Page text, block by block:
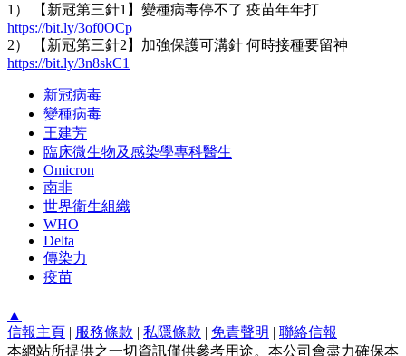
1） 【新冠第三針1】變種病毒停不了 疫苗年年打
https://bit.ly/3of0OCp
2） 【新冠第三針2】加強保護可溝針 何時接種要留神
https://bit.ly/3n8skC1
新冠病毒
變種病毒
王建芳
臨床微生物及感染學專科醫生
Omicron
南非
世界衞生組織
WHO
Delta
傳染力
疫苗
▲
信報主頁 | 服務條款 | 私隱條款 | 免責聲明 | 聯絡信報
本網站所提供之一切資訊僅供參考用途。本公司會盡力確保本